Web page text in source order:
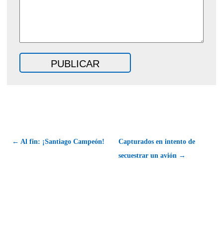
← Al fin: ¡Santiago Campeón!
Capturados en intento de
secuestrar un avión →